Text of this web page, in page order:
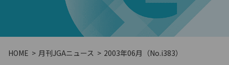
HOME 月刊JGAニュース 2003年06月（No.i383）